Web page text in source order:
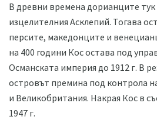
В древни времена дорианците тук
изцелителния Асклепий. Тогава
персите, македонците и
на 400 години Кос остава под
Османската империя до 1912 г. В
островът премина под контрола
и Великобритания. Накрая Кос в
1947 г.